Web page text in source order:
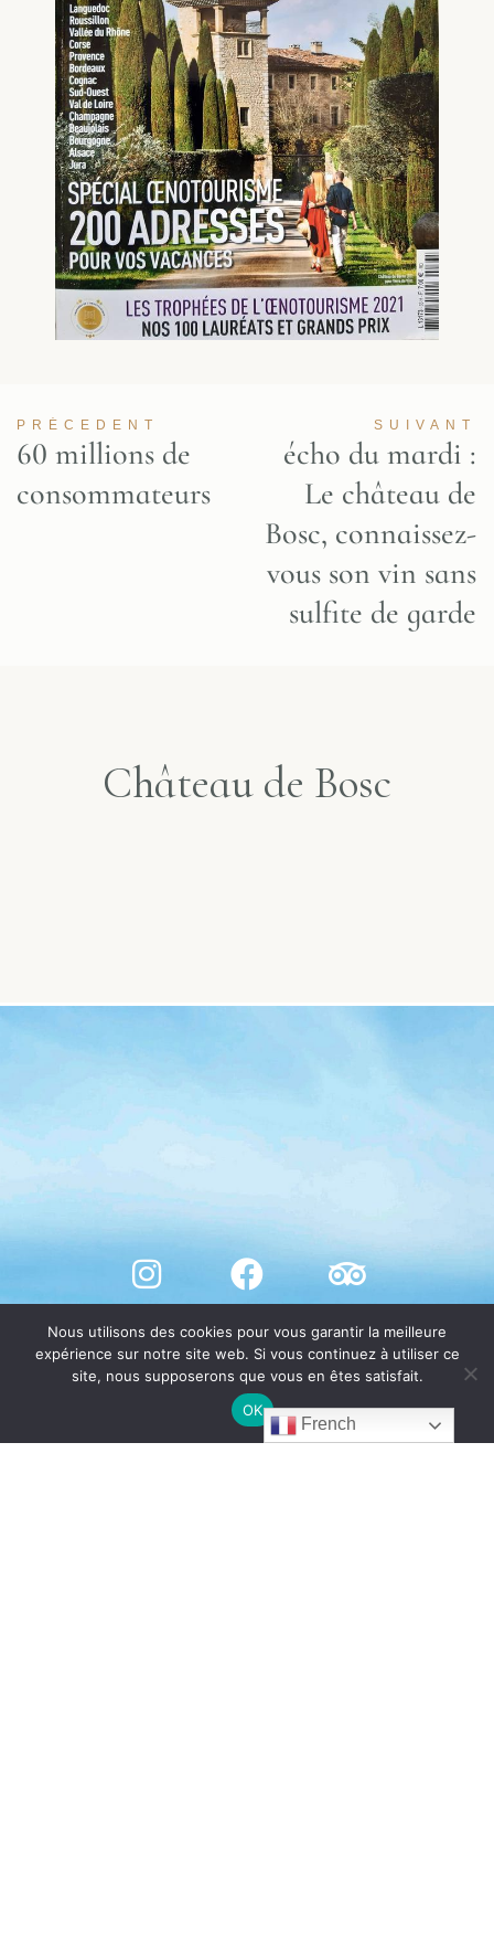
PRÉCEDENT
60 millions de
consommateurs
SUIVANT
écho du mardi :
Le château de
Bosc, connaissez-
vous son vin sans
sulfite de garde
Château de Bosc
French
Nous utilisons des cookies pour vous garantir la meilleure
expérience sur notre site web. Si vous continuez à utiliser ce
site, nous supposerons que vous en êtes satisfait.
OK